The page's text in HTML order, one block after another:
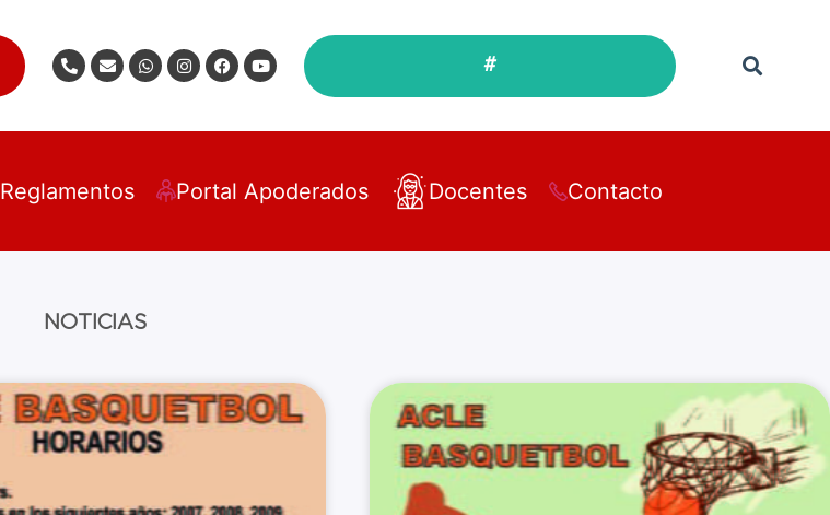
#
Reglamentos Portal Apoderados Docentes Contacto
NOTICIAS